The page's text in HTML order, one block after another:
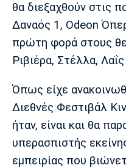
Λίβερπουλ
Ίντερ
θα διεξαχθούν στις
Δαναός 1, Odeon
πρώτη φορά στους
Ριβιέρα, Στέλλα, Λαΐς
Όπως είχε
Διεθνές Φεστιβάλ
ήταν, είναι και θα
υπερασπιστής
εμπειρίας που